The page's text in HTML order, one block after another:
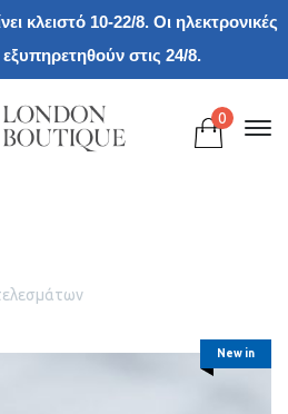
κλειστό 10-22/8. Οι ηλεκτρονικές
στις 24/8.
0
New in